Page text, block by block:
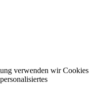
verwenden wir Cookies